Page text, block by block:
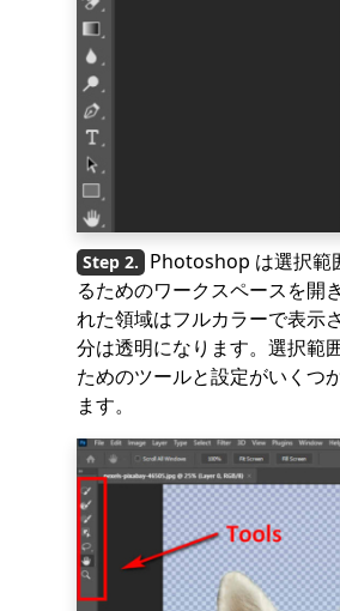
Photoshop は選択範
るためのワークスペースを開
れた領域はフルカラーで表示
分は透明になります。選択範
ためのツールと設定がいくつ
ます。